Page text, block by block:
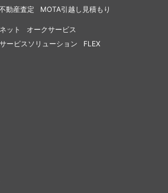
動産査定 MOTA引越し見積もり
ット
オークサービス
ービスソリューション
FLEX